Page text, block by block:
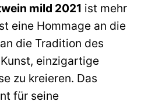
mild 2021 ist mehr
eine Hommage an die
die Tradition des
einzigartige
zu kreieren. Das
für seine